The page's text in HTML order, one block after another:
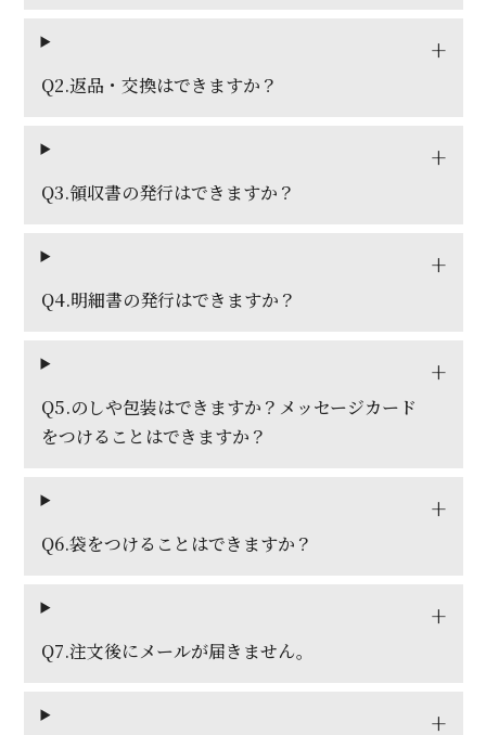
Q2.返品・交換はできますか？
Q3.領収書の発行はできますか？
Q4.明細書の発行はできますか？
Q5.のしや包装はできますか？メッセージカード
をつけることはできますか？
Q6.袋をつけることはできますか？
Q7.注文後にメールが届きません。